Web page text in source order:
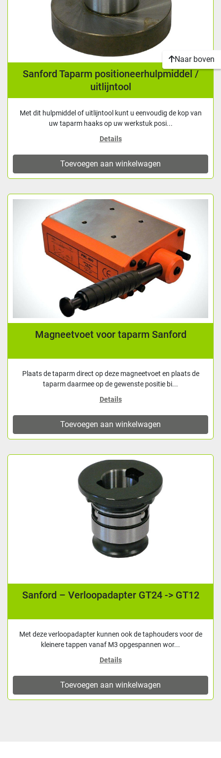
Sanford Taparm positioneerhulpmiddel /
uitlijntool
Met dit hulpmiddel of uitlijntool kunt u eenvoudig de kop van
uw taparm haaks op uw werkstuk posi...
Details
Toevoegen aan winkelwagen
Magneetvoet voor taparm Sanford
Plaats de taparm direct op deze magneetvoet en plaats de
taparm daarmee op de gewenste positie bi...
Details
Toevoegen aan winkelwagen
Sanford – Verloopadapter GT24 -> GT12
Met deze verloopadapter kunnen ook de taphouders voor de
kleinere tappen vanaf M3 opgespannen wor...
Details
Toevoegen aan winkelwagen
Naar boven